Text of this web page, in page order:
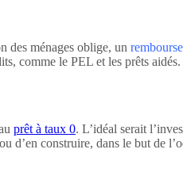
des ménages oblige, un
comme le PEL et les prêts aidés.
prêt à taux 0. L’idéal serait
d’en construire, dans le but de